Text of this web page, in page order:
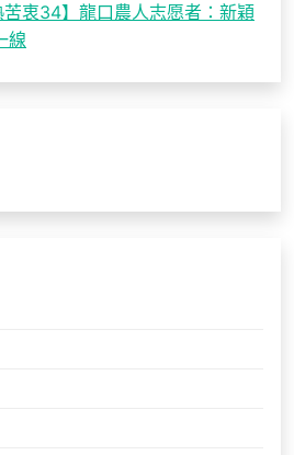
苦衷34】龍口農人志愿者：新穎
線